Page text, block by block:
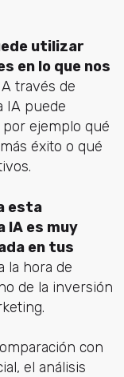
utilizar
en lo que nos
través de
IA puede
ejemplo qué
éxito o qué
esta
IA es muy
en tus
la hora de
de la inversión
con
el análisis